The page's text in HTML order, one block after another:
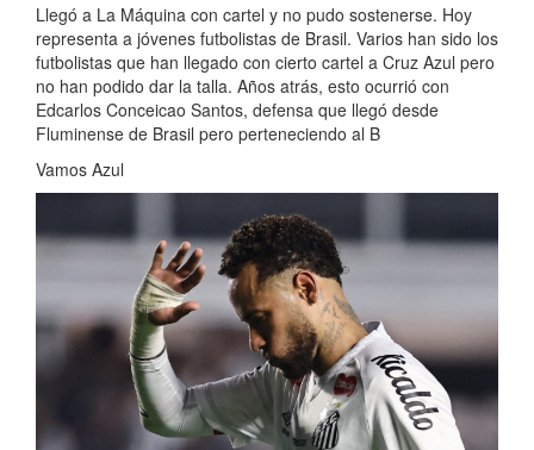
Llegó a La Máquina con cartel y no pudo sostenerse. Hoy
representa a jóvenes futbolistas de Brasil. Varios han sido los
futbolistas que han llegado con cierto cartel a Cruz Azul pero
no han podido dar la talla. Años atrás, esto ocurrió con
Edcarlos Conceicao Santos, defensa que llegó desde
Fluminense de Brasil pero perteneciendo al B
Vamos Azul